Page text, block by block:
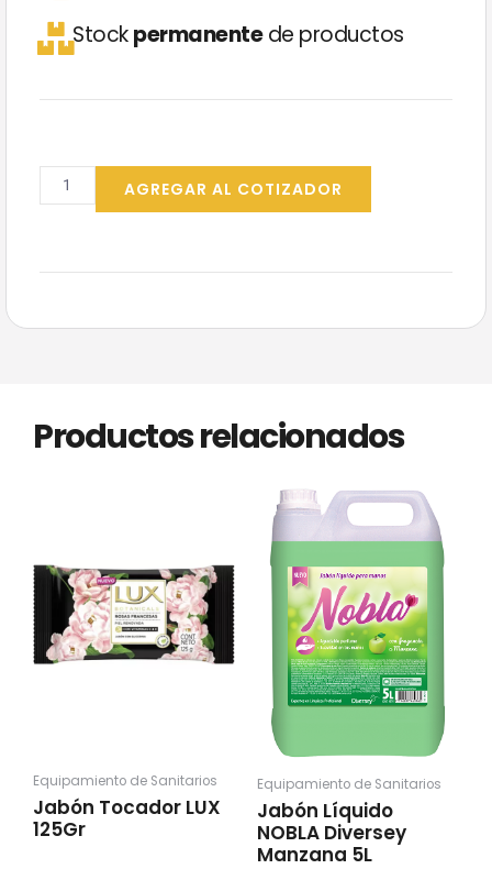
Stockpermanentede productos
Mingitorio
200
AGREGAR AL COTIZADOR
Productos relacionados
Equipamiento de Sanitarios
Jabón Tocador LUX
125Gr
Equipamiento de Sanitarios
Jabón Líquido
NOBLA Diversey
Manzana 5L